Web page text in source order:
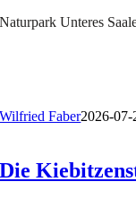
Naturpark Unteres
Wilfried Faber2026-
Die